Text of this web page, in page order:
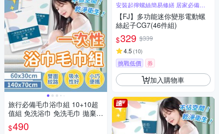
旅行必備毛巾浴巾組 10+10超
值組 免洗浴巾 免洗毛巾 拋棄式
毛巾
$490
安裝起擰螺絲簡易修繕 居家必備工
具
【FJ】多功能迷你變形電動螺
絲起子CG7(46件組)
$329 $339
4.5 (10)
挑戰低價 券
加入購物車